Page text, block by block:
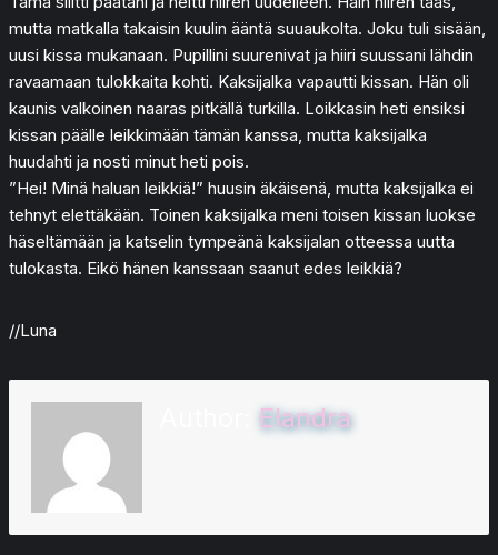
mutta matkalla takaisin kuulin ääntä suuaukolta. Joku tuli sisään,
uusi kissa mukanaan. Pupillini suurenivat ja hiiri suussani lähdin
ravaamaan tulokkaita kohti. Kaksijalka vapautti kissan. Hän oli
kaunis valkoinen naaras pitkällä turkilla. Loikkasin heti ensiksi
kissan päälle leikkimään tämän kanssa, mutta kaksijalka
huudahti ja nosti minut heti pois.
”Hei! Minä haluan leikkiä!” huusin äkäisenä, mutta kaksijalka ei
tehnyt elettäkään. Toinen kaksijalka meni toisen kissan luokse
häseltämään ja katselin tympeänä kaksijalan otteessa uutta
tulokasta. Eikö hänen kanssaan saanut edes leikkiä?
//Luna
Elandra